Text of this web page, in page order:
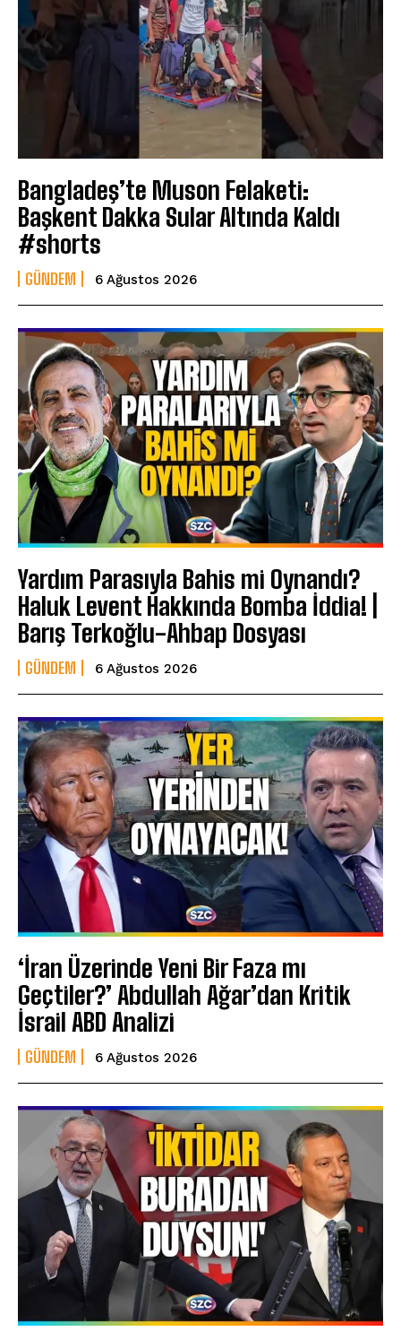
Bangladeş’te Muson Felaketi:
Başkent Dakka Sular Altında Kaldı
#shorts
GÜNDEM 6 Ağustos 2026
Yardım Parasıyla Bahis mi Oynandı?
Haluk Levent Hakkında Bomba İddia! |
Barış Terkoğlu-Ahbap Dosyası
GÜNDEM 6 Ağustos 2026
‘İran Üzerinde Yeni Bir Faza mı
Geçtiler?’ Abdullah Ağar’dan Kritik
İsrail ABD Analizi
GÜNDEM 6 Ağustos 2026